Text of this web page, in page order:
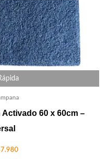
60 x 60cm –
7.980